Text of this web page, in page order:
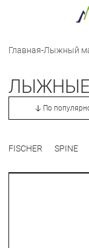
Главная-Лыжный
По
FISCHER SPINE